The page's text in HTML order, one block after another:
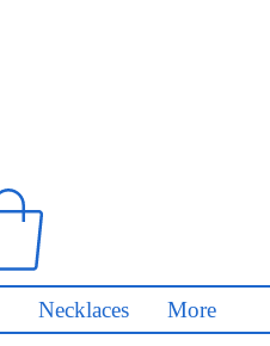
Necklaces More